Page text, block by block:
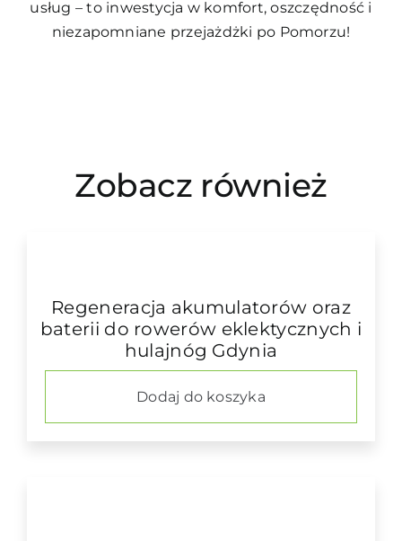
usług – to inwestycja w komfort, oszczędność i
niezapomniane przejażdżki po Pomorzu!
Zobacz również
Regeneracja akumulatorów oraz
baterii do rowerów eklektycznych i
hulajnóg Gdynia
Dodaj do koszyka